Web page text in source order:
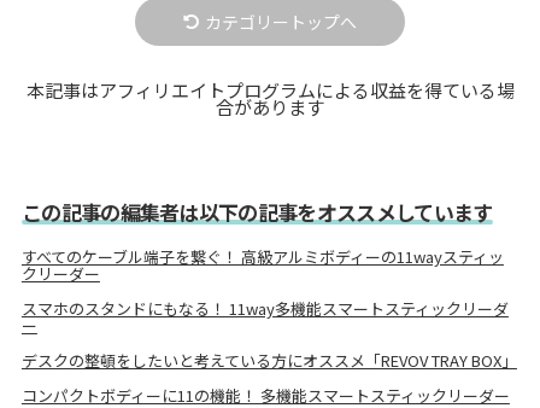
カテゴリートップへ
本記事はアフィリエイトプログラムによる収益を得ている場
合があります
この記事の編集者は以下の記事をオススメしています
すべてのケーブル端子を繋ぐ！ 高級アルミボディーの11wayスティッ
クリーダー
スマホのスタンドにもなる！ 11way多機能スマートスティックリーダ
ー
デスクの整頓をしたいと考えている方にオススメ「REVOV TRAY BOX」
コンパクトボディーに11の機能！ 多機能スマートスティックリーダー